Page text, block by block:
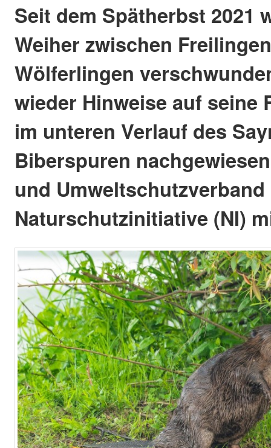
Seit dem Spätherbst 2021
Weiher zwischen
Wölferlingen
wieder Hinweise auf seine
im unteren Verlauf des
Biberspuren
und Umweltschutzverband
Naturschutzinitiative (NI)